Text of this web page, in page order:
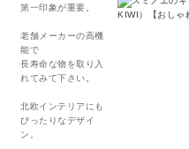
第一印象が重要。
老舗メーカーの高機
能で
長寿命な物を取り入
れてみて下さい。
北欧インテリアにも
ぴったりなデザイ
ン。